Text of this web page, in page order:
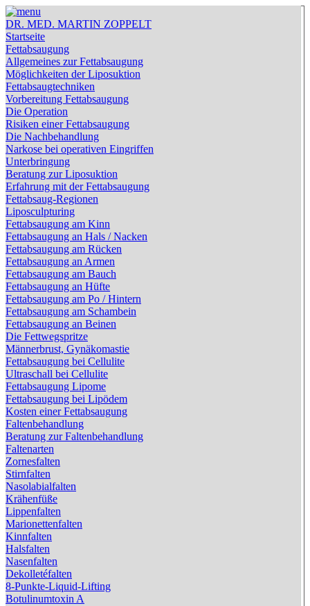
DR. MED. MARTIN ZOPPELT
Startseite
Fettabsaugung
Allgemeines zur Fettabsaugung
Möglichkeiten der Liposuktion
Fettabsaugtechniken
Vorbereitung Fettabsaugung
Die Operation
Risiken einer Fettabsaugung
Die Nachbehandlung
Narkose bei operativen Eingriffen
Unterbringung
Beratung zur Liposuktion
Erfahrung mit der Fettabsaugung
Fettabsaug-Regionen
Liposculpturing
Fettabsaugung am Kinn
Fettabsaugung an Hals / Nacken
Fettabsaugung am Rücken
Fettabsaugung an Armen
Fettabsaugung am Bauch
Fettabsaugung an Hüfte
Fettabsaugung am Po / Hintern
Fettabsaugung am Schambein
Fettabsaugung an Beinen
Die Fettwegspritze
Männerbrust, Gynäkomastie
Fettabsaugung bei Cellulite
Ultraschall bei Cellulite
Fettabsaugung Lipome
Fettabsaugung bei Lipödem
Kosten einer Fettabsaugung
Faltenbehandlung
Beratung zur Faltenbehandlung
Faltenarten
Zornesfalten
Stirnfalten
Nasolabialfalten
Krähenfüße
Lippenfalten
Marionettenfalten
Kinnfalten
Halsfalten
Nasenfalten
Dekolletéfalten
8-Punkte-Liquid-Lifting
Botulinumtoxin A
DR. MED. MARTIN ZOPPELT
Facharzt für Dermatologie · Venerologie
Freiburg · Tel.:+49 (0) 761 202 3034
03.11.2013
Hyaluronsäure Filler
Faltenbehandlung
Hyaluronsäure-Filler zur Faltenbehandlung
Hyaluronsäure wird in der ästhetischen Kosmetik zur
Faltenbehandlung und zum Volumenaufbau verwendet. Sie
ist Bestandteil von vielen Fillern. Als körpereigener Stoff ist
Hyaluronsäure gut verträglich (sie wird vom Körper nicht
abgestoßen). Ein Nachteil ist aber, dass sie nach und nach
vom Körper abgebaut wird: Ihre Wirkung ist nicht dauerhaft.
Hyaluronsäure bindet Wasser in der Haut und macht sie
voller. Hyaluronsäure wirkt aber auch
entzündungshemmend, fördert die Wundheilung und dient in
den Gelenken als Schmiermittel.
Sie lässt sich gentechnisch relativ einfach herstellen. Um ihre
Wirksamkeit zu erhöhen, werden die Hyaluronsäure-
Moleküle außerdem durch spezielle Verfahren untereinander
vernetzt. Vernetzte Hyaluronsäure trägt als Masse mehr auf,
ist wirksamer und wird außerdem langsamer vom Körper
abgebaut (resorbiert), was Wirkungsdauer verlängert.
Künstlich hergestellte Hyaluronsäure-Präparate enthalten
aber immer auch einen geringen Grad an Verunreinigungen,
die bei Anwendung Nebenwirkungen auslösen können.
Die unterschiedlichen Präparate unterscheiden sich
voneinander durch ihre Zusammensetzung, durch den
Vernetzungsgrad und den Grad der Verunreinigung. Es gibt
unvernetzte, zwei- und dreidimensional vernetzte
Hyaluronsäure-Filler. Je höher der Vernetzungsgrad ist, umso
visköser wird die Substanz, was die Einspritzbarkeit
erschwert. Um den Filler injizierbar zu machen, werden
hochgradig vernetzte Bestandteile in einer monophasigen
Grundmasse von Hyaluronsäure aufgelöst. Wir sprechen
dann von zweiphasigen Fillern. Je nach Anwendungsbereich
werden unterschiedliche Präparate zum Einsatz kommen: In
tiefe Falten andere als in nur oberflächliche, zum Auffüllen
von Narben andere als beim Volumenaufbau von Wangen.